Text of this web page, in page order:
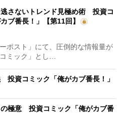
逃さないトレンド見極め術 投資コ
ブ番長！」【第11回】
ポスト」にて、圧倒的な情報量が
ミック」とし…
投資コミック「俺がカブ番長！」
極意 投資コミック「俺がカブ番